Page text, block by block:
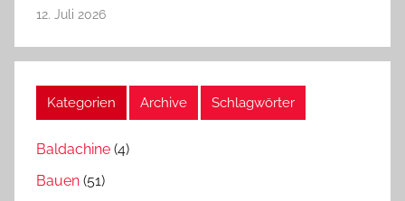
12. Juli 2026
Kategorien Archive Schlagwörter
Baldachine (4)
Bauen (51)